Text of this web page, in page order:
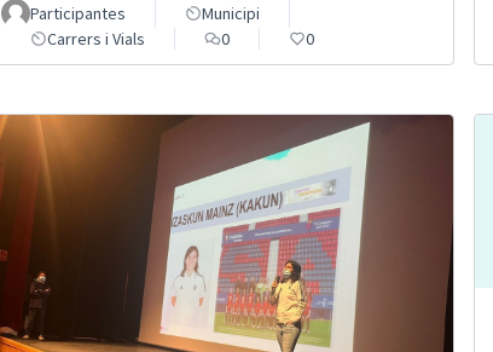
Participantes
Municipi
Carrers i Vials
0 0